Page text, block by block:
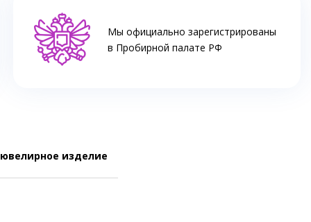
Мы официально зарегистрированы
в Пробирной палате РФ
изделие